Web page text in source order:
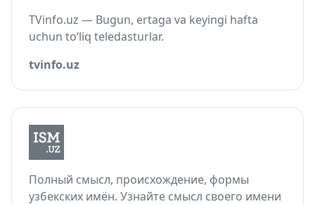
TVinfo.uz — Bugun, ertaga va keyingi hafta
uchun to‘liq teledasturlar.
tvinfo.uz
Полный смысл, происхождение, формы
узбекских имён. Узнайте смысл своего имени